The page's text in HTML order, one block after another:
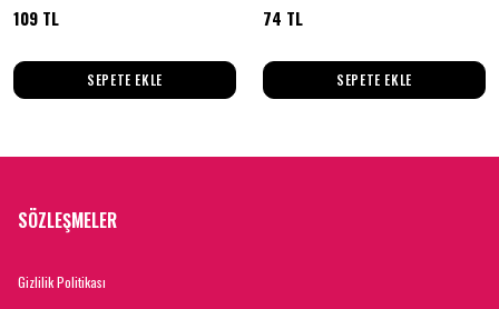
109 TL
SEPETE EKLE
74 TL
SEPETE EKLE
SÖZLEŞMELER
Gizlilik Politikası